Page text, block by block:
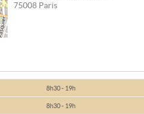
75008 Paris
8h30 - 19h
8h30 - 19h